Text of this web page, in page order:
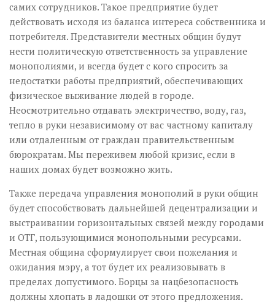
самих сотрудников. Такое предприятие будет
действовать исходя из баланса интереса собственника и
потребителя. Представители местных общин будут
нести политическую ответственность за управление
монополиями, и всегда будет с кого спросить за
недостатки работы предприятий, обеспечивающих
физическое выживание людей в городе.
Неосмотрительно отдавать электричество, воду, газ,
тепло в руки независимому от вас частному капиталу
или отдаленным от граждан правительственным
бюрократам. Мы переживем любой кризис, если в
наших домах будет возможно жить.
Также передача управления монополий в руки общин
будет способствовать дальнейшей децентрализации и
выстраивании горизонтальных связей между городами
и ОТГ, пользующимися монопольными ресурсами.
Местная община сформулирует свои пожелания и
ожидания мэру, а тот будет их реализовывать в
пределах допустимого. Борцы за нацбезопасность
должны хлопать в ладошки от этого предложения.